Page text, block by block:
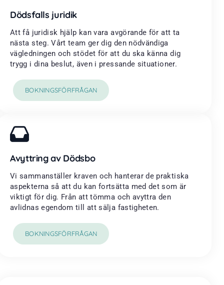
Dödsfalls juridik
Att få juridisk hjälp kan vara avgörande för att ta
nästa steg. Vårt team ger dig den nödvändiga
vägledningen och stödet för att du ska känna dig
trygg i dina beslut, även i pressande situationer.
BOKNINGSFÖRFRÅGAN
Avyttring av Dödsbo
Vi sammanställer kraven och hanterar de praktiska
aspekterna så att du kan fortsätta med det som är
viktigt för dig. Från att tömma och avyttra den
avlidnas egendom till att sälja fastigheten.
BOKNINGSFÖRFRÅGAN